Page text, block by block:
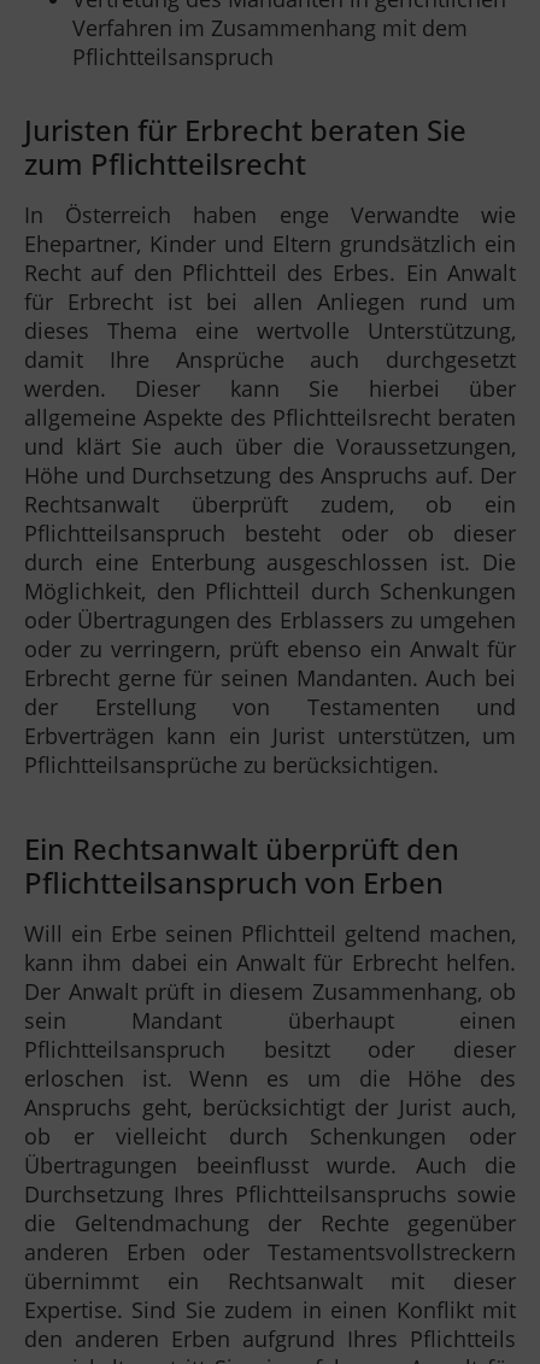
Verfahren im Zusammenhang mit dem
Pflichtteilsanspruch
Juristen für Erbrecht beraten Sie
zum Pflichtteilsrecht
In Österreich haben enge Verwandte wie
Ehepartner, Kinder und Eltern grundsätzlich ein
Recht auf den Pflichtteil des Erbes. Ein Anwalt
für Erbrecht ist bei allen Anliegen rund um
dieses Thema eine wertvolle Unterstützung,
damit Ihre Ansprüche auch durchgesetzt
werden. Dieser kann Sie hierbei über
allgemeine Aspekte des Pflichtteilsrecht beraten
und klärt Sie auch über die Voraussetzungen,
Höhe und Durchsetzung des Anspruchs auf. Der
Rechtsanwalt überprüft zudem, ob ein
Pflichtteilsanspruch besteht oder ob dieser
durch eine Enterbung ausgeschlossen ist. Die
Möglichkeit, den Pflichtteil durch Schenkungen
oder Übertragungen des Erblassers zu umgehen
oder zu verringern, prüft ebenso ein Anwalt für
Erbrecht gerne für seinen Mandanten. Auch bei
der Erstellung von Testamenten und
Erbverträgen kann ein Jurist unterstützen, um
Pflichtteilsansprüche zu berücksichtigen.
Ein Rechtsanwalt überprüft den
Pflichtteilsanspruch von Erben
Will ein Erbe seinen Pflichtteil geltend machen,
kann ihm dabei ein Anwalt für Erbrecht helfen.
Der Anwalt prüft in diesem Zusammenhang, ob
sein Mandant überhaupt einen
Pflichtteilsanspruch besitzt oder dieser
erloschen ist. Wenn es um die Höhe des
Anspruchs geht, berücksichtigt der Jurist auch,
ob er vielleicht durch Schenkungen oder
Übertragungen beeinflusst wurde. Auch die
Durchsetzung Ihres Pflichtteilsanspruchs sowie
die Geltendmachung der Rechte gegenüber
anderen Erben oder Testamentsvollstreckern
übernimmt ein Rechtsanwalt mit dieser
Expertise. Sind Sie zudem in einen Konflikt mit
den anderen Erben aufgrund Ihres Pflichtteils